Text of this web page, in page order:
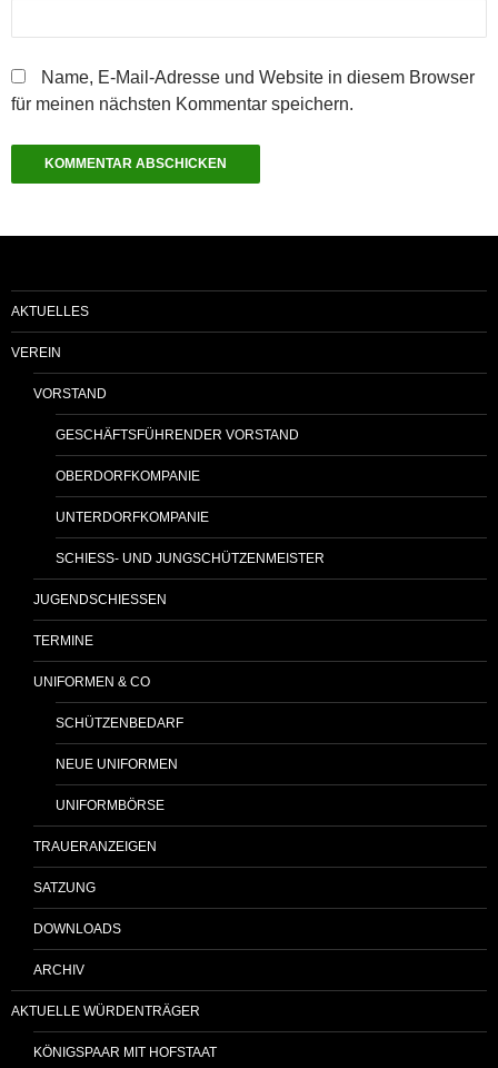
Name, E-Mail-Adresse und Website in diesem Browser
für meinen nächsten Kommentar speichern.
AKTUELLES
VEREIN
VORSTAND
GESCHÄFTSFÜHRENDER VORSTAND
OBERDORFKOMPANIE
UNTERDORFKOMPANIE
SCHIESS- UND JUNGSCHÜTZENMEISTER
JUGENDSCHIESSEN
TERMINE
UNIFORMEN & CO
SCHÜTZENBEDARF
NEUE UNIFORMEN
UNIFORMBÖRSE
TRAUERANZEIGEN
SATZUNG
DOWNLOADS
ARCHIV
AKTUELLE WÜRDENTRÄGER
KÖNIGSPAAR MIT HOFSTAAT